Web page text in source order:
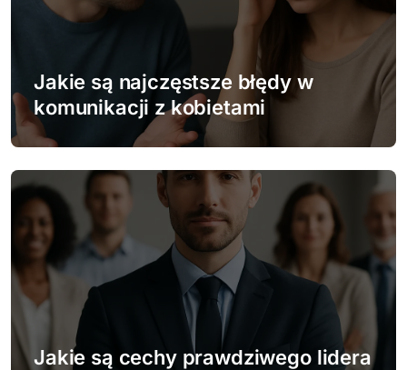
w
p
i
s
u
Jakie są najczęstsze błędy w
komunikacji z kobietami
Jakie są cechy prawdziwego lidera